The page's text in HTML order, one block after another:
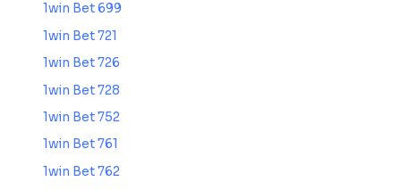
1win Bet 699
1win Bet 721
1win Bet 726
1win Bet 728
1win Bet 752
1win Bet 761
1win Bet 762